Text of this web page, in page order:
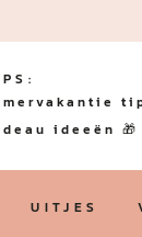
ideeën
UITJES